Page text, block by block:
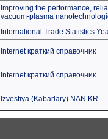
Improving the performance,
vacuum-plasma
International Trade Statistics
Internet краткий справочник
Internet краткий справочник
Izvestiya (Kabarlary) NAN KR